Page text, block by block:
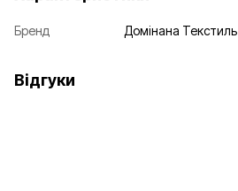
Бренд Домінана Текстиль
Відгуки